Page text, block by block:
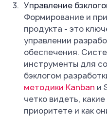
Управление
Формирование и
продукта - это
управлении
обеспечения.
инструменты для
бэклогом
методики Kanban и
четко видеть,
приоритете и как